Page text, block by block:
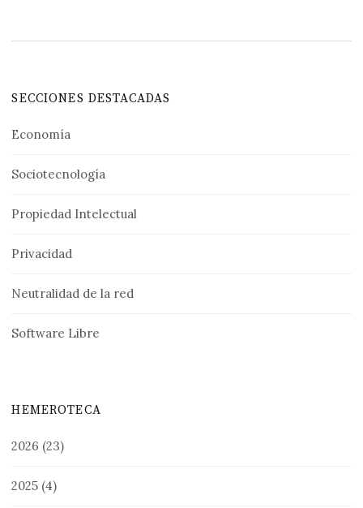
SECCIONES DESTACADAS
Economía
Sociotecnología
Propiedad Intelectual
Privacidad
Neutralidad de la red
Software Libre
HEMEROTECA
2026 (23)
2025 (4)